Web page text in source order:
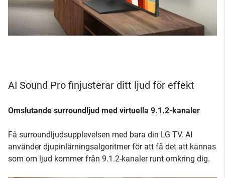
AI Sound Pro finjusterar ditt ljud för effekt
Omslutande surroundljud med virtuella 9.1.2-kanaler
Få surroundljudsupplevelsen med bara din LG TV. AI
använder djupinlärningsalgoritmer för att få det att kännas
som om ljud kommer från 9.1.2-kanaler runt omkring dig.